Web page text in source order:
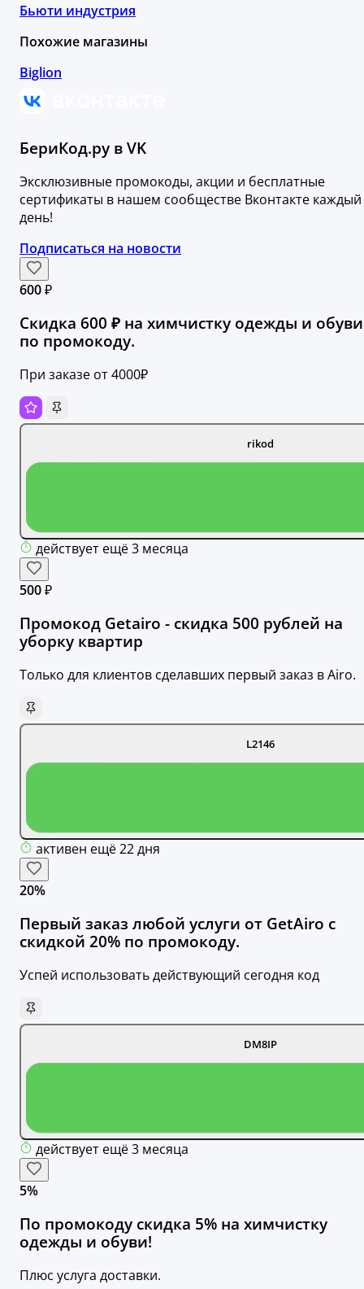
Бьюти индустрия
Похожие магазины
Biglion
БериКод.ру в VK
Эксклюзивные промокоды, акции и бесплатные
сертификаты в нашем сообществе Вконтакте каждый
день!
Подписаться на новости
600 ₽
Скидка 600 ₽ на химчистку одежды и обуви
по промокоду.
При заказе от 4000₽
rikod
действует ещё 3 месяца
500 ₽
Промокод Getairo - скидка 500 рублей на
уборку квартир
Только для клиентов сделавших первый заказ в Airo.
L2146
активен ещё 22 дня
20%
Первый заказ любой услуги от GetAiro с
скидкой 20% по промокоду.
Успей использовать действующий сегодня код
DM8IP
действует ещё 3 месяца
5%
По промокоду скидка 5% на химчистку
одежды и обуви!
Плюс услуга доставки.